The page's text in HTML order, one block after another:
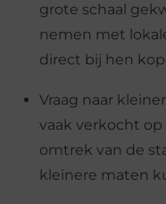
grote schaal
nemen met
direct bij hen
Vraag naar
vaak verkocht
omtrek van de
kleinere maten